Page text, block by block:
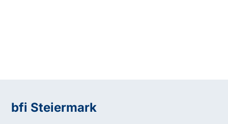
bfi Steiermark